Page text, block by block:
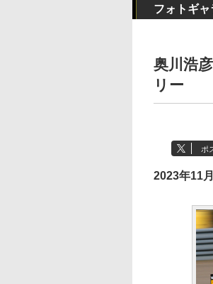
フォトギャ
奥川浩
リー
ポ
2023年11